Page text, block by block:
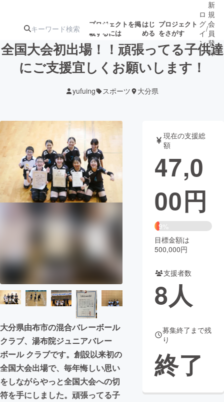
プロジェクトを掲
載するには
はじ
める
プロジェクト
をさがす
ジェクト
募集終了が近いプ
ロジェクト
アート・写真 音楽
テクノロジー・ガジェット ゲーム・
映像・映画 書籍・雑誌
ビジネス・起業 チャレンジ
CAMPFIRE for Social Good
CAMPFIRE Creation
CAMPFIREふるさと納税machi-ya コミュニティ
ロ
グ
イ
ン
/
新
規
会
員
登
録
全国大会初出場！！頑張ってる子供達
にご支援宜しくお願いします！
yufuing スポーツ 大分県
大分県由布市の混合バレーボール
クラブ、湯布院ジュニアバレー
ボール クラブです。創設以来初の
全国大会出場で、毎年悔しい思い
をしながらやっと全国大会への切
符を手にしました︎。頑張ってる子
現在の支援総
額
47,0
00円
9%
目標金額は
500,000円
支援者数
8人
募集終了まで残
り
終了